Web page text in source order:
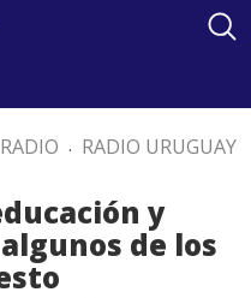
RADIO . RADIO URUGUAY
y
de los